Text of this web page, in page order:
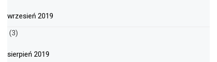
wrzesień 2019
(3)
sierpień 2019